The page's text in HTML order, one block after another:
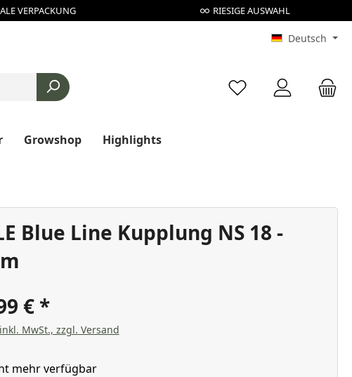
VERPACKUNG RIESIGE AUSWAHL
Deutsch
Du hast 0 Produkte
Growshop Highlights
Blue Line Kupplung NS 18 -
€
MwSt., zzgl. Versand
mehr verfügbar